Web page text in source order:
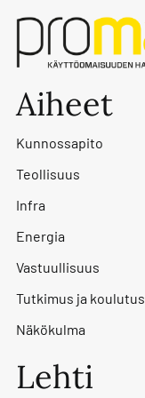
Aiheet
Kunnossapito
Teollisuus
Infra
Energia
Vastuullisuus
Tutkimus ja koulutus
Näkökulma
Lehti